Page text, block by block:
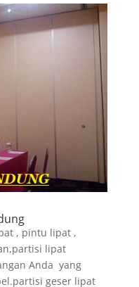
, pintu lipat ,
lipat
Anda yang
geser lipat